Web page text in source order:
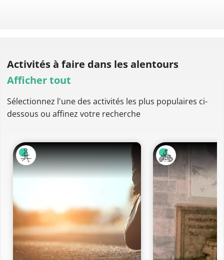
Activités à faire dans les alentours
Afficher tout
Sélectionnez l'une des activités les plus populaires ci-
dessous ou affinez votre recherche